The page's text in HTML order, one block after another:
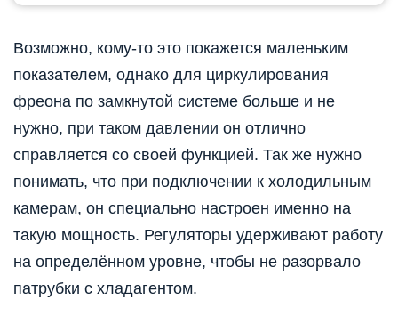
Возможно, кому-то это покажется маленьким
показателем, однако для циркулирования
фреона по замкнутой системе больше и не
нужно, при таком давлении он отлично
справляется со своей функцией. Так же нужно
понимать, что при подключении к холодильным
камерам, он специально настроен именно на
такую мощность. Регуляторы удерживают работу
на определённом уровне, чтобы не разорвало
патрубки с хладагентом.